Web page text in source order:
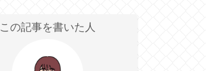
この記事を書いた人